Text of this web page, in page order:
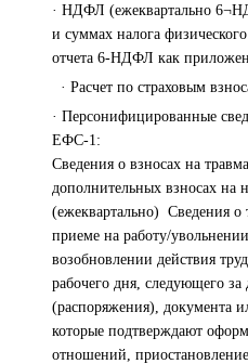
· НДФЛ (ежеквартально
и суммах налога
отчета 6-НДФЛ как
· Расчет по страховым
· Персонифицированные
ЕФС-1:
Сведения о взносах на
дополнительных взносах на
(ежеквартально) Сведения о
приеме на работу/
возобновлении действия
рабочего дня, следующего
(распоряжения), документа
которые подтверждают
отношений,